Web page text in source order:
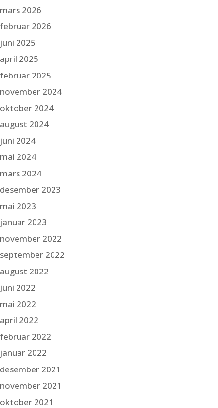
mars 2026
februar 2026
juni 2025
april 2025
februar 2025
november 2024
oktober 2024
august 2024
juni 2024
mai 2024
mars 2024
desember 2023
mai 2023
januar 2023
november 2022
september 2022
august 2022
juni 2022
mai 2022
april 2022
februar 2022
januar 2022
desember 2021
november 2021
oktober 2021